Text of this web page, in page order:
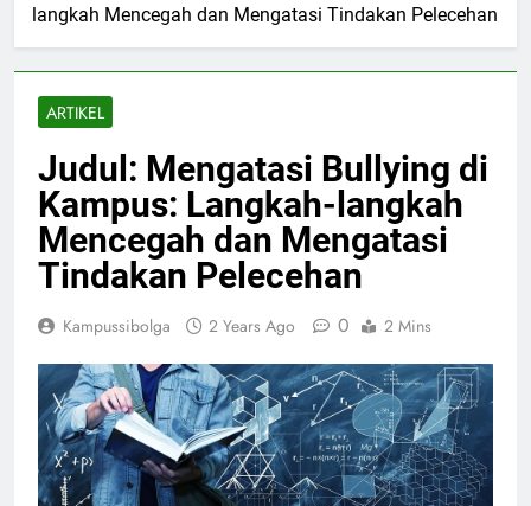
langkah Mencegah dan Mengatasi Tindakan Pelecehan
ARTIKEL
Judul: Mengatasi Bullying di
Kampus: Langkah-langkah
Mencegah dan Mengatasi
Tindakan Pelecehan
Kampussibolga 2 Years Ago 0 2 Mins